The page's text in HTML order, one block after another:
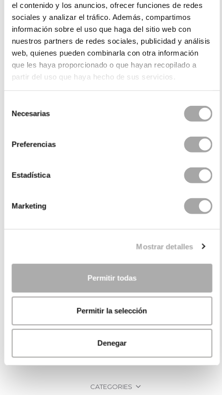
el contenido y los anuncios, ofrecer funciones de redes
sociales y analizar el tráfico. Además, compartimos
información sobre el uso que haga del sitio web con
nuestros partners de redes sociales, publicidad y análisis
web, quienes pueden combinarla con otra información
que les haya proporcionado o que hayan recopilado a
partir del uso que haya hecho de sus servicios.
Necesarias
Preferencias
Estadística
Marketing
Mostrar detalles
Permitir todas
Permitir la selección
Denegar
CATEGORIES